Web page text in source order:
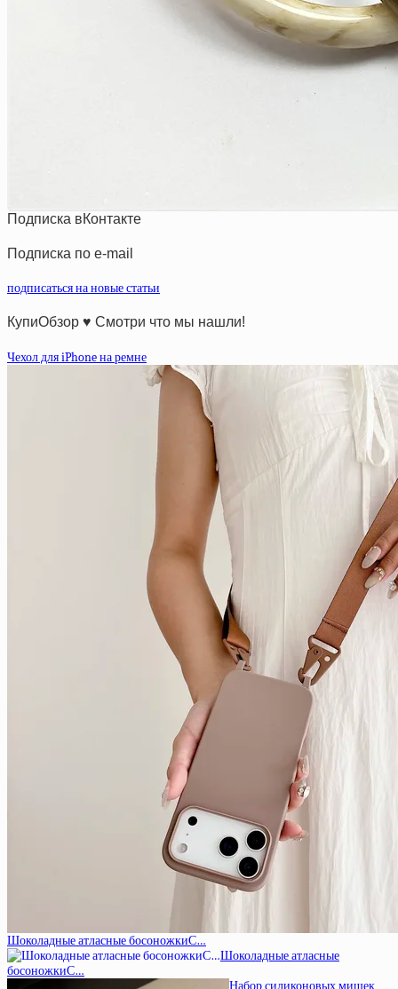
Подписка вКонтакте
Подписка по e-mail
подписаться на новые статьи
КупиОбзор ♥ Смотри что мы нашли!
Чехол для iPhone на ремне
Шоколадные атласные босоножкиС…
Шоколадные атласные
босоножкиС…
Набор силиконовых мишек